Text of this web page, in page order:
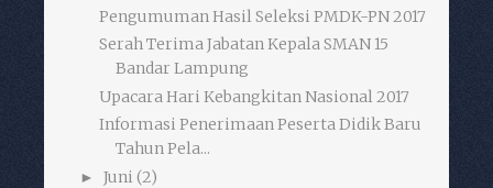
Pengumuman Hasil Seleksi PMDK-PN 2017
Serah Terima Jabatan Kepala SMAN 15
Bandar Lampung
Upacara Hari Kebangkitan Nasional 2017
Informasi Penerimaan Peserta Didik Baru
Tahun Pela...
► Juni (2)